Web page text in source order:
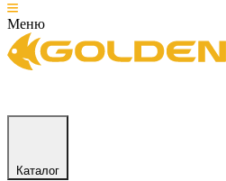
Меню
Каталог